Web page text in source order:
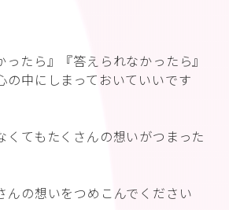
たら』『答えられなかったら』
の中にしまっておいていいです
くてもたくさんの想いがつまった
んの想いをつめこんでください